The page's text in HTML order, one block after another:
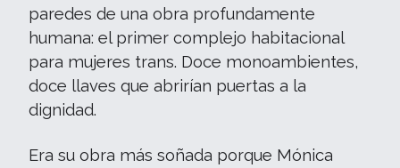
paredes de una obra profundamente
humana: el primer complejo habitacional
para mujeres trans. Doce monoambientes,
doce llaves que abrirían puertas a la
dignidad.
Era su obra más soñada porque Mónica